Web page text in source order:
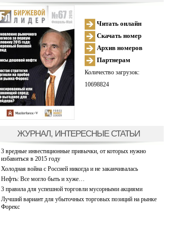
Читать онлайн
Скачать номер
Архив номеров
Партнерам
Количество загрузок:
10698824
ЖУРНАЛ, ИНТЕРЕСНЫЕ СТАТЬИ
3 вредные инвестиционные привычки, от которых нужно
избавиться в 2015 году
Холодная война с Россией никогда и не заканчивалась
Нефть: Все могло быть и хуже…
3 правила для успешной торговли мусорными акциями
Лучший вариант для убыточных торговых позиций на рынке
Форекс